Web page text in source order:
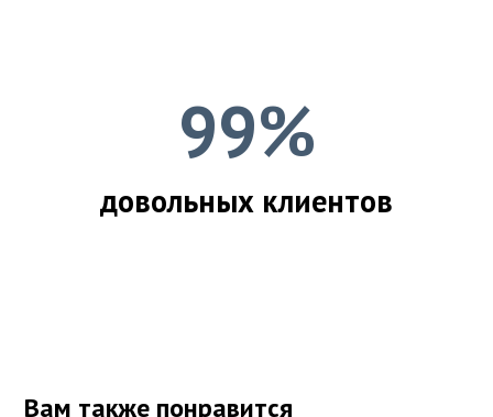
99%
довольных клиентов
Вам также понравится